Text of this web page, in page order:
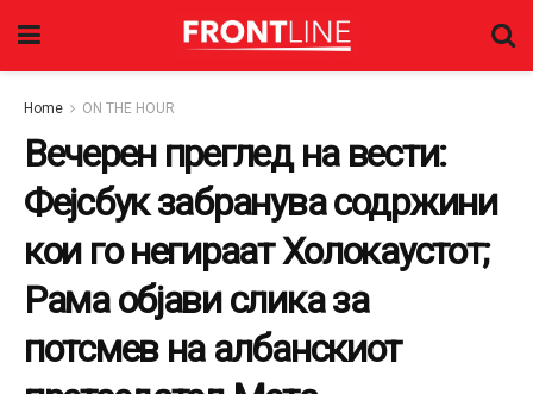
Home ON THE HOUR
Вечерен преглед на вести:
Фејсбук забранува содржини
кои го негираат Холокаустот;
Рама објави слика за
потсмев на албанскиот